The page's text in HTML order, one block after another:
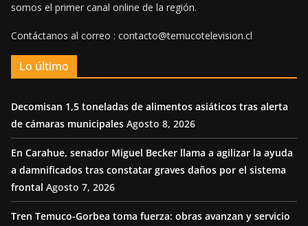
somos el primer canal online de la región.
Contáctanos al correo : contacto@temucotelevision.cl
Lo último
Decomisan 1,5 toneladas de alimentos asiáticos tras alerta
de cámaras municipales Agosto 8, 2026
En Carahue, senador Miguel Becker llama a agilizar la ayuda
a damnificados tras constatar graves daños por el sistema
frontal Agosto 7, 2026
Tren Temuco-Gorbea toma fuerza: obras avanzan y servicio